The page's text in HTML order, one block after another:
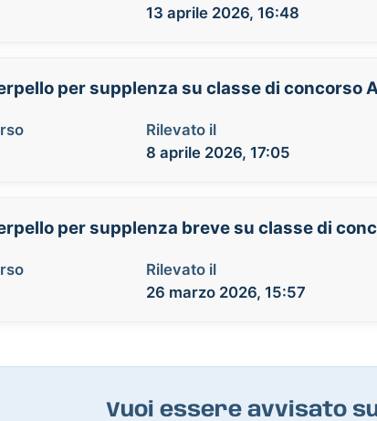
13 aprile 2026, 16:48
per supplenza su classe di concorso
Rilevato il
8 aprile 2026, 17:05
per supplenza breve su classe di
Rilevato il
26 marzo 2026, 15:57
Vuoi essere avvisato